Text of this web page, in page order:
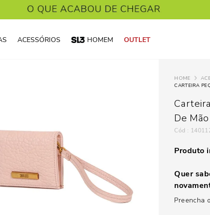
ACESSÓRIOS HOMEM OUTLET
CARTEIRA
De Mão
:
Produto
Quer
Preencha